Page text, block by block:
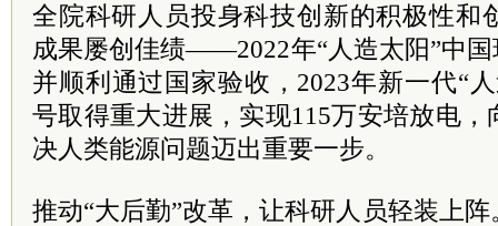
全院科研人员投身科技创新的积极性和
成果屡创佳绩——2022年“人造太阳”中
并顺利通过国家验收，2023年新一代“
号取得重大进展，实现115万安培放电
决人类能源问题迈出重要一步。
推动“大后勤”改革，让科研人员轻装上